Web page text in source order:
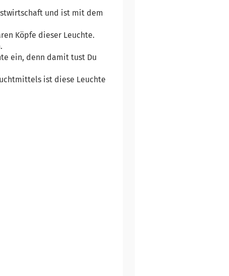
und ist mit dem
Köpfe dieser Leuchte.
ein, denn damit tust Du
ist diese Leuchte